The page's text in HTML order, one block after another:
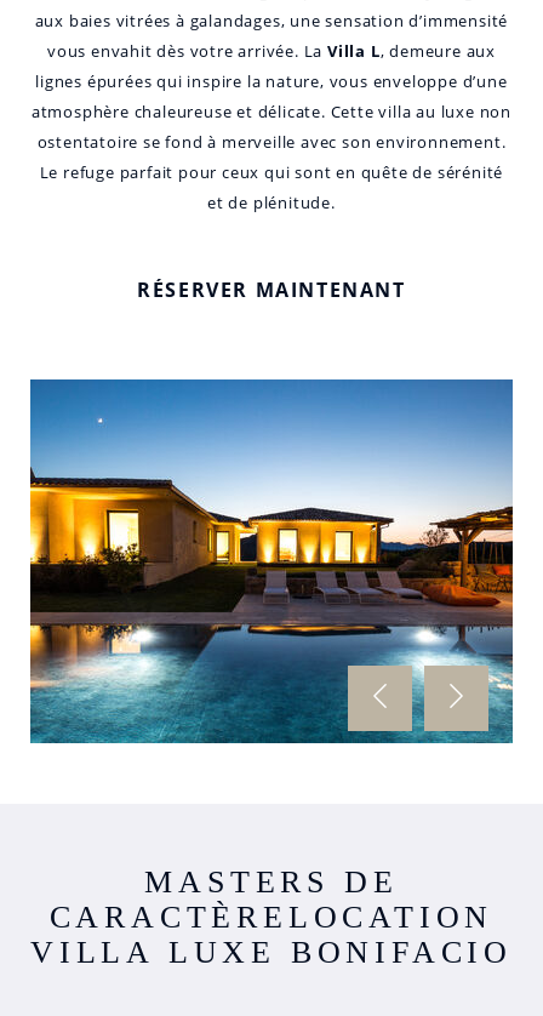
aux baies vitrées à galandages, une sensation d’immensité
vous envahit dès votre arrivée. La Villa L, demeure aux
lignes épurées qui inspire la nature, vous enveloppe d’une
atmosphère chaleureuse et délicate. Cette villa au luxe non
ostentatoire se fond à merveille avec son environnement.
Le refuge parfait pour ceux qui sont en quête de sérénité
et de plénitude.
RÉSERVER MAINTENANT
MASTERS DE
CARACTÈRE LOCATION
VILLA LUXE BONIFACIO